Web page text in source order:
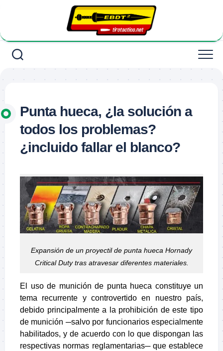
Punta hueca, ¿la solución a
todos los problemas?
¿incluido fallar el blanco?
Expansión de un proyectil de punta hueca Hornady
Critical Duty tras atravesar diferentes materiales.
El uso de munición de punta hueca constituye un
tema recurrente y controvertido en nuestro país,
debido principalmente a la prohibición de este tipo
de munición ─salvo por funcionarios especialmente
habilitados, y de acuerdo con lo que dispongan las
respectivas normas reglamentarias─ que establece